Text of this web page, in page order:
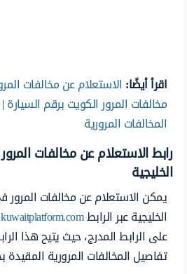
اقرأ أيضًا: الاستعلام عن مخالفات
مخالفات المرور الكويت برقم السيارة|
المخالفات المرورية
رابط الاستعلام عن مخالفات
الخليجية
يمكن الاستعلام عن مخالفات المرور
الخليجية عبر الرابطkuwaitplatform.com
على الرابط المدرج، حيث يتيح هذا
تفاصيل المخالفات المرورية المقيدة